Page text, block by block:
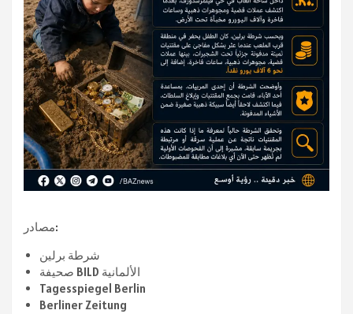
مصادر:
شرطة برلين
صحيفة BILD الألمانية
Tagesspiegel Berlin
Berliner Zeitung